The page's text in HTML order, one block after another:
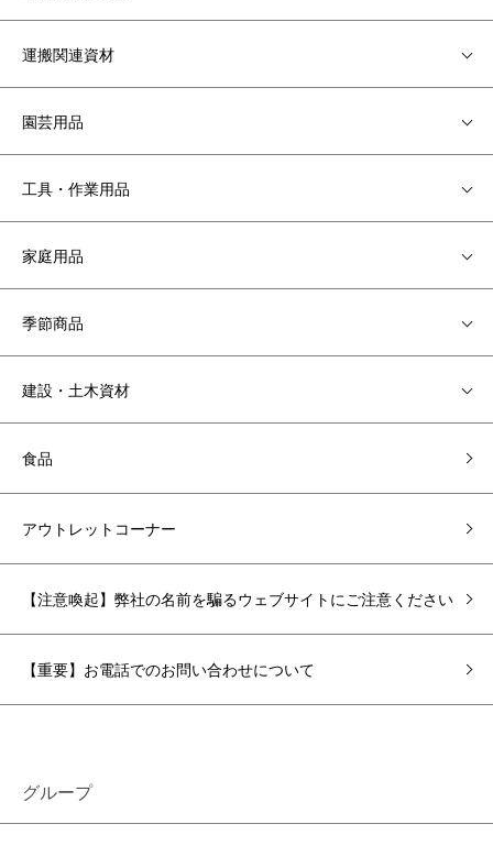
運搬関連資材
園芸用品
工具・作業用品
家庭用品
季節商品
建設・土木資材
食品
アウトレットコーナー
【注意喚起】弊社の名前を騙るウェブサイトにご注意ください
【重要】お電話でのお問い合わせについて
グループ